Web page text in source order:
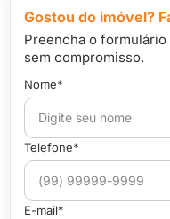
Gostou do imóvel?
Preencha o
sem compromisso.
Nome*
Telefone*
E-mail*